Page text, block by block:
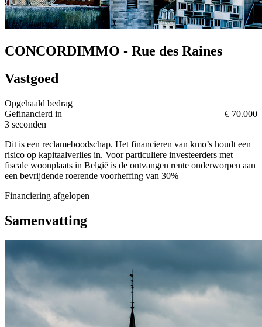
CONCORDIMMO - Rue des Raines
Vastgoed
Opgehaald bedrag
€ 70.000
Gefinancierd in
3 seconden
Dit is een reclameboodschap. Het financieren van kmo’s houdt een
risico op kapitaalverlies in. Voor particuliere investeerders met
fiscale woonplaats in België is de ontvangen rente onderworpen aan
een bevrijdende roerende voorheffing van 30%
Financiering afgelopen
Samenvatting